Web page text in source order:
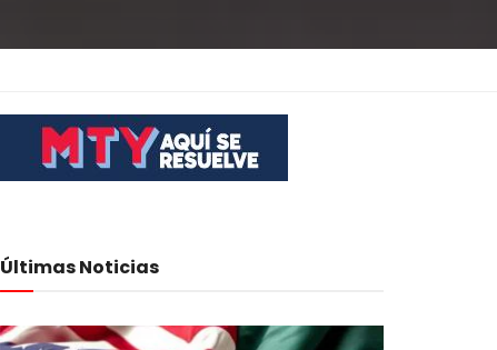
Últimas Noticias